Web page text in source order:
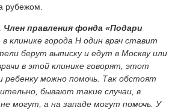
рубежом.
правления фонда «Подари
клинике города Н один врач ставит
берут выписку и едут в Москву или
в этой клинике говорят, этот
ребенку можно помочь. Так обстоят
бывают такие случаи, в
могут, а на западе могут помочь. У